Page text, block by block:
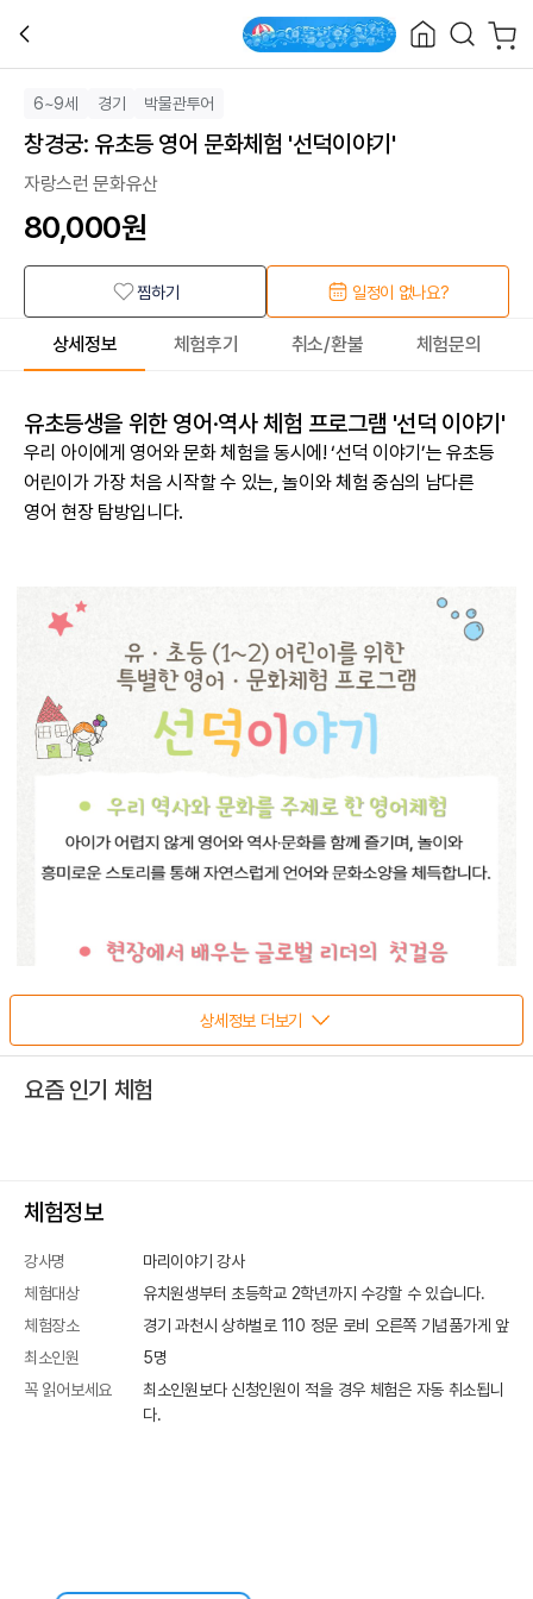
6~9세 경기 박물관투어
창경궁: 유초등 영어 문화체험 '선덕이야기'
자랑스런 문화유산
80,000원
찜하기 일정이 없나요?
상세정보 체험후기 취소/환불 체험문의
유초등생을 위한 영어·역사 체험 프로그램 '선덕 이야기'
우리 아이에게 영어와 문화 체험을 동시에! ‘선덕 이야기’는 유초등
어린이가 가장 처음 시작할 수 있는, 놀이와 체험 중심의 남다른
영어 현장 탐방입니다.
상세정보 더보기
요즘 인기 체험
체험정보
강사명
마리이야기 강사
체험대상
유치원생부터 초등학교 2학년까지 수강할 수 있습니다.
체험장소
경기 과천시 상하벌로 110 정문 로비 오른쪽 기념품가게 앞
최소인원
5명
꼭 읽어보세요
최소인원보다 신청인원이 적을 경우 체험은 자동 취소됩니
다.